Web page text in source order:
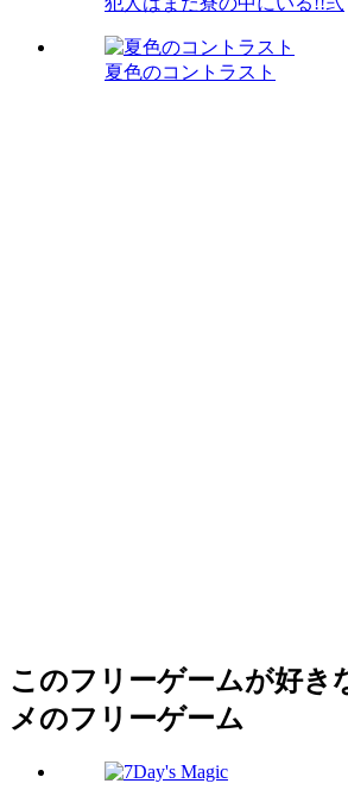
夏色のコントラスト
このフリーゲームが好き
メのフリーゲーム